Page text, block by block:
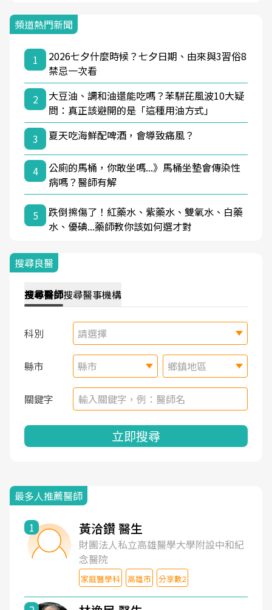
頻道熱門新聞
1
2026七夕什麼時候？七夕日期、由來與3習俗8
禁忌一次看
2
大豆油、調和油還能吃嗎？苯駢芘風波10大疑
問：真正該避開的是「這種用油方式」
3
夏天吃海鮮配啤酒，會導致痛風？
4
公廁的馬桶，你敢坐嗎...》馬桶坐墊會傳染性
病嗎？醫師有解
5
跌倒擦傷了！紅藥水、紫藥水、雙氧水、白藥
水、優碘...藥師教你該如何選才對
搜尋良醫
搜尋醫師搜尋醫事機構
科別 請選擇
縣市 縣市 鄉鎮地區
關鍵字
立即搜尋
最多人推薦醫師
1 黃洽鑽 醫生
財團法人私立高雄醫學大學附設中和紀
念醫院
家庭醫學科 高雄市 分享數2